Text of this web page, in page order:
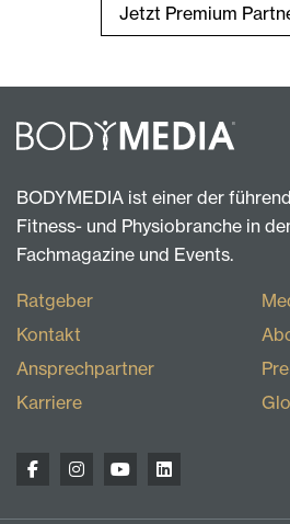
Jetzt Premium
BODYMEDIA ist einer der
Fitness- und Physiobranche in
Fachmagazine und Events.
Ratgeber
Kontakt
Ansprechpartner
Karriere